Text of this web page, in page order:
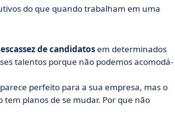
do que quando trabalham em uma
escassez de candidatos em determinados
talentos porque não podemos acomodá-
perfeito para a sua empresa, mas o
planos de se mudar. Por que não